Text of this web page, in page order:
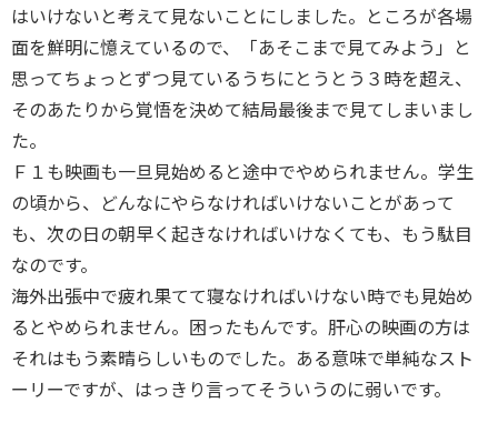
はいけないと考えて見ないことにしました。ところが各場
面を鮮明に憶えているので、「あそこまで見てみよう」と
思ってちょっとずつ見ているうちにとうとう３時を超え、
そのあたりから覚悟を決めて結局最後まで見てしまいまし
た。
Ｆ１も映画も一旦見始めると途中でやめられません。学生
の頃から、どんなにやらなければいけないことがあって
も、次の日の朝早く起きなければいけなくても、もう駄目
なのです。
海外出張中で疲れ果てて寝なければいけない時でも見始め
るとやめられません。困ったもんです。肝心の映画の方は
それはもう素晴らしいものでした。ある意味で単純なスト
ーリーですが、はっきり言ってそういうのに弱いです。